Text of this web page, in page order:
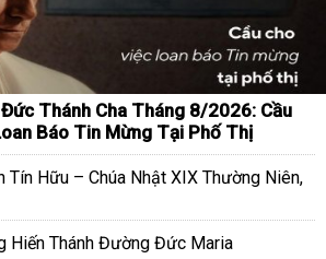
Đức Thánh Cha Tháng 8/2026: Cầu
Báo Tin Mừng Tại Phố Thị
Tín Hữu – Chúa Nhật XIX Thường Niên,
Hiến Thánh Đường Đức Maria